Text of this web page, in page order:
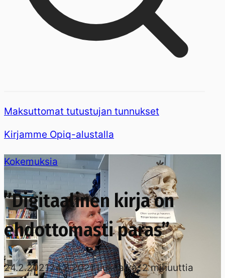
Maksuttomat tutustujan tunnukset
Kirjamme Opiq-alustalla
Kokemuksia
”Digitaalinen kirja on
ehdottomasti paras”
24.2.202124.2.2021 Lukuaika:2minuuttia